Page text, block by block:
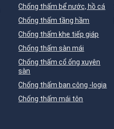
Chống thấm bể nước, hồ cá
Chống thấm tầng hầm
Chống thấm khe tiếp giáp
Chống thấm sàn mái
Chống thấm cổ ống xuyên
sàn
Chống thấm ban công -logia
Chống thấm mái tôn